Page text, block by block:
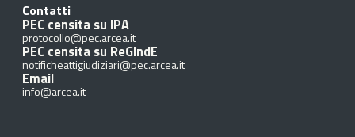
Contatti
PEC censita su IPA
protocollo@pec.arcea.it
PEC censita su ReGIndE
notificheattigiudiziari@pec.arcea.it
Email
info@arcea.it